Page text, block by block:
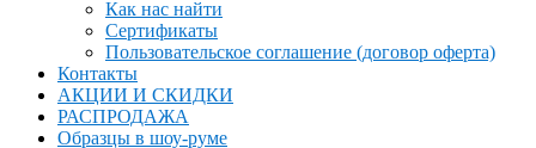
Как нас найти
Сертификаты
Пользовательское соглашение (договор оферта)
Контакты
АКЦИИ И СКИДКИ
РАСПРОДАЖА
Образцы в шоу-руме